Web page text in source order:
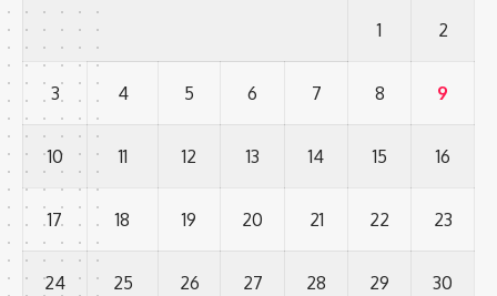
1 2
3 4 5 6 7 8 9
10 11 12 13 14 15 16
17 18 19 20 21 22 23
24 25 26 27 28 29 30